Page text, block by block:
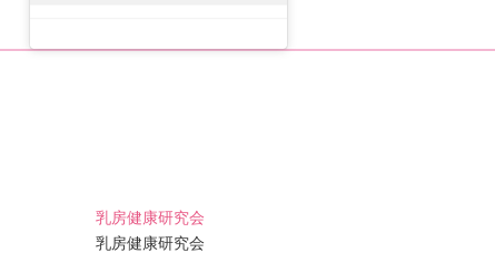
乳房健康研究会
乳房健康研究会